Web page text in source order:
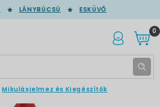
LÁNYBÚCSÚ ESKÜVŐ
0
Mikulásjelmez és Kiegészítők